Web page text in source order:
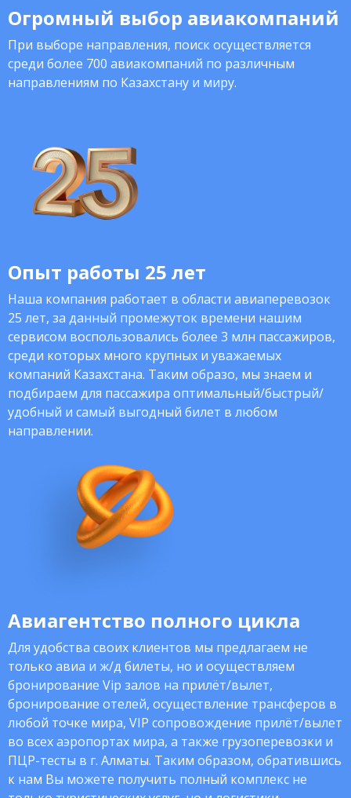
Огромный выбор авиакомпаний
При выборе направления, поиск осуществляется
среди более 700 авиакомпаний по различным
направлениям по Казахстану и миру.
Опыт работы 25 лет
Наша компания работает в области авиаперевозок
25 лет, за данный промежуток времени нашим
сервисом воспользовались более 3 млн пассажиров,
среди которых много крупных и уважаемых
компаний Казахстана. Таким образо, мы знаем и
подбираем для пассажира оптимальный/быстрый/
удобный и самый выгодный билет в любом
направлении.
Авиагентство полного цикла
Для удобства своих клиентов мы предлагаем не
только авиа и ж/д билеты, но и осуществляем
бронирование Vip залов на прилёт/вылет,
бронирование отелей, осуществление трансферов в
любой точке мира, VIP сопровождение прилёт/вылет
во всех аэропортах мира, а также грузоперевозки и
ПЦР-тесты в г. Алматы. Таким образом, обратившись
к нам Вы можете получить полный комплекс не